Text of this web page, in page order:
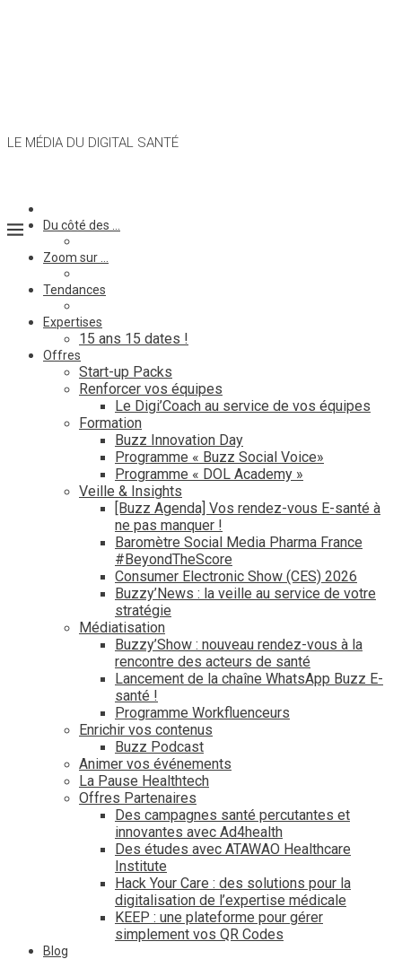
LE MÉDIA DU DIGITAL SANTÉ
Du côté des …
Zoom sur …
Tendances
Expertises
15 ans 15 dates !
Offres
Start-up Packs
Renforcer vos équipes
Le Digi’Coach au service de vos équipes
Formation
Buzz Innovation Day
Programme « Buzz Social Voice»
Programme « DOL Academy »
Veille & Insights
[Buzz Agenda] Vos rendez-vous E-santé à
ne pas manquer !
Baromètre Social Media Pharma France
#BeyondTheScore
Consumer Electronic Show (CES) 2026
Buzzy’News : la veille au service de votre
stratégie
Médiatisation
Buzzy’Show : nouveau rendez-vous à la
rencontre des acteurs de santé
Lancement de la chaîne WhatsApp Buzz E-
santé !
Programme Workfluenceurs
Enrichir vos contenus
Buzz Podcast
Animer vos événements
La Pause Healthtech
Offres Partenaires
Des campagnes santé percutantes et
innovantes avec Ad4health
Des études avec ATAWAO Healthcare
Institute
Hack Your Care : des solutions pour la
digitalisation de l’expertise médicale
KEEP : une plateforme pour gérer
simplement vos QR Codes
Blog